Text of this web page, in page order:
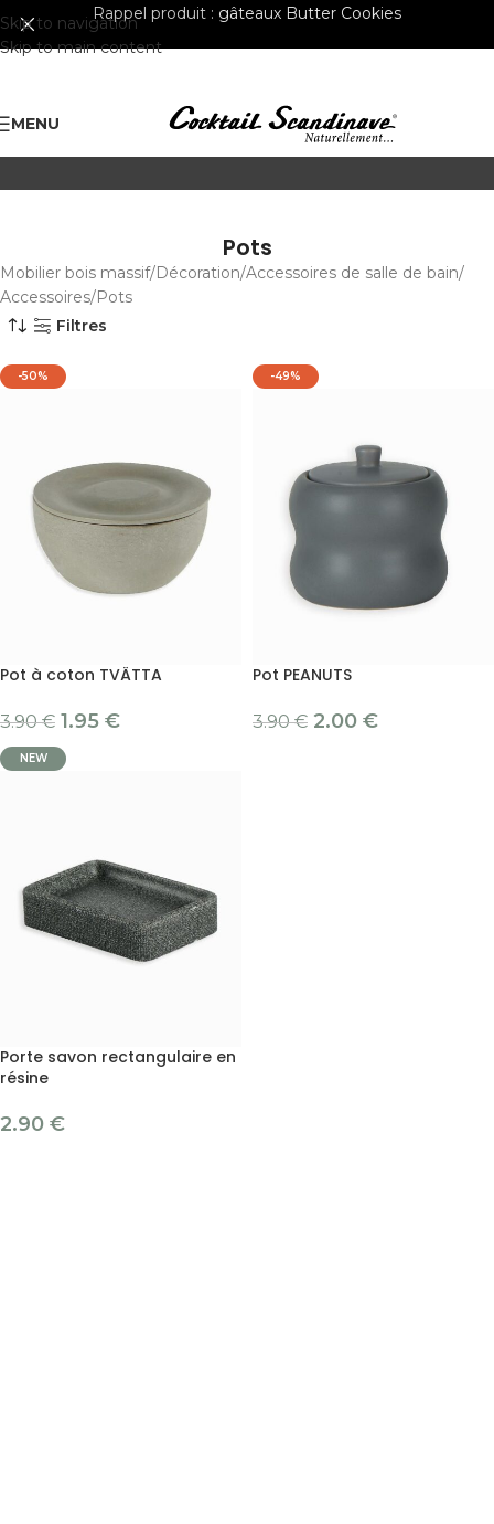
Skip to navigation
Skip to main content
Rappel produit : gâteaux Butter Cookies
MENU
Pots
Mobilier bois massif Décoration Accessoires de salle de bain
Accessoires Pots
Filtres
-50%
Pot à coton TVÄTTA
3.90€ 1.95 €
-49%
Pot PEANUTS
3.90€ 2.00 €
NEW
Porte savon rectangulaire en
résine
2.90 €